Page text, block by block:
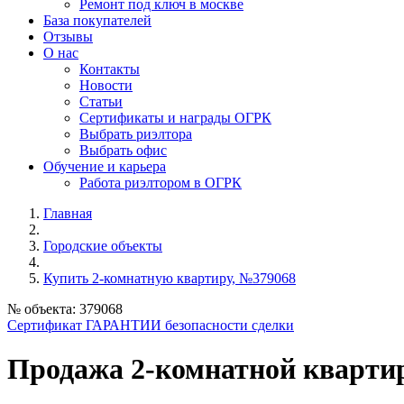
Ремонт под ключ в москве
База покупателей
Отзывы
О нас
Контакты
Новости
Статьи
Сертификаты и награды ОГРК
Выбрать риэлтора
Выбрать офис
Обучение и карьера
Работа риэлтором в ОГРК
Главная
Городские объекты
Купить 2-комнатную квартиру, №379068
№ объекта: 379068
Сертификат ГАРАНТИИ безопасности сделки
Продажа 2-комнатной